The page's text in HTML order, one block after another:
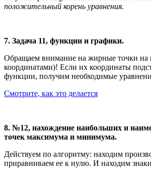
положительный корень уравнения.
7. Задача 11, функции и графики.
Обращаем внимание на жирные точки на
координатами)! Если их координаты
функции, получим необходимые
Смотрите, как это делается
8. №12, нахождение наибольших и
точек максимума и минимума.
Действуем по алгоритму: находим
приравниваем ее к нулю. И находим